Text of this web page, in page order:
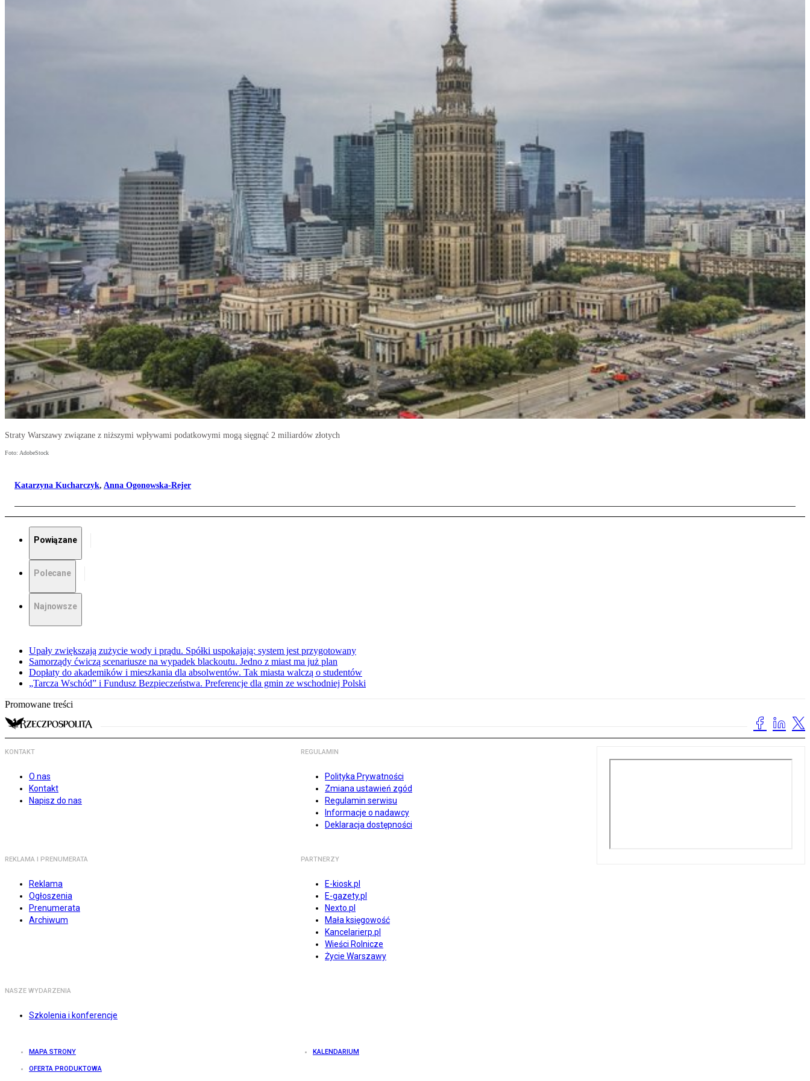
Straty Warszawy związane z niższymi wpływami podatkowymi mogą sięgnąć 2 miliardów złotych
Foto: AdobeStock
Katarzyna Kucharczyk, Anna Ogonowska-Rejer
Powiązane
Polecane
Najnowsze
Upały zwiększają zużycie wody i prądu. Spółki uspokajają: system jest przygotowany
Samorządy ćwiczą scenariusze na wypadek blackoutu. Jedno z miast ma już plan
Dopłaty do akademików i mieszkania dla absolwentów. Tak miasta walczą o studentów
„Tarcza Wschód” i Fundusz Bezpieczeństwa. Preferencje dla gmin ze wschodniej Polski
Promowane treści
KONTAKT
O nas
Kontakt
Napisz do nas
REGULAMIN
Polityka Prywatności
Zmiana ustawień zgód
Regulamin serwisu
Informacje o nadawcy
Deklaracja dostępności
REKLAMA I PRENUMERATA
Reklama
Ogłoszenia
Prenumerata
Archiwum
PARTNERZY
E-kiosk.pl
E-gazety.pl
Nexto.pl
Mała księgowość
Kancelarierp.pl
Wieści Rolnicze
Życie Warszawy
NASZE WYDARZENIA
Szkolenia i konferencje
MAPA STRONY KALENDARIUM
OFERTA PRODUKTOWA